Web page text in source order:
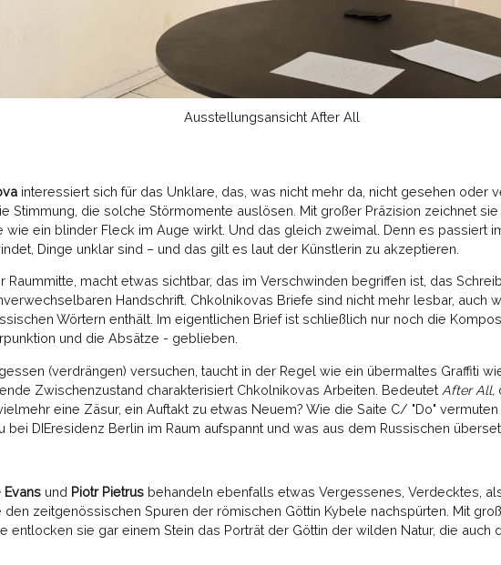
Ausstellungsansicht After All
interessiert sich für das Unklare, das, was nicht mehr da, nicht gesehen oder
Stimmung, die solche Störmomente auslösen. Mit großer Präzision zeichnet
wie ein blinder Fleck im Auge wirkt. Und das gleich zweimal. Denn es passiert
Dinge unklar sind – und das gilt es laut der Künstlerin zu akzeptieren.
Raummitte, macht etwas sichtbar, das im Verschwinden begriffen ist, das
Handschrift. Chkolnikovas Briefe sind nicht mehr lesbar, auch
Wörtern enthält. Im eigentlichen Brief ist schließlich nur noch die
und die Absätze - geblieben.
(verdrängen) versuchen, taucht in der Regel wie ein übermaltes Graffiti
Zwischenzustand charakterisiert Chkolnikovas Arbeiten. Bedeutet After All,
eine Zäsur, ein Auftakt zu etwas Neuem? Wie die Saite C/ "Do"
bei DIEresidenz Berlin im Raum aufspannt und was aus dem Russischen
Evans und Piotr Pietrus behandeln ebenfalls etwas Vergessenes, Verdecktes,
den zeitgenössischen Spuren der römischen Göttin Kybele nachspürten. Mit
entlocken sie gar einem Stein das Porträt der Göttin der wilden Natur, die auch